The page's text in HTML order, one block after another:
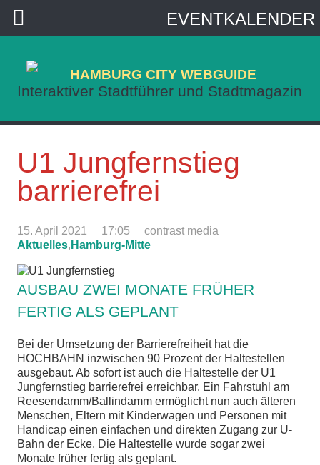
HAMBURG CITY WEBGUIDE
Interaktiver Stadtführer und Stadtmagazin
U1 Jungfernstieg
barrierefrei
15. April 2021 17:05
contrast media
Aktuelles, Hamburg-Mitte
AUSBAU ZWEI MONATE FRÜHER
FERTIG ALS GEPLANT
Bei der Umsetzung der Barrierefreiheit hat die
HOCHBAHN inzwischen 90 Prozent der Haltestellen
ausgebaut. Ab sofort ist auch die Haltestelle der U1
Jungfernstieg barrierefrei erreichbar. Ein Fahrstuhl am
Reesendamm/Ballindamm ermöglicht nun auch älteren
Menschen, Eltern mit Kinderwagen und Personen mit
Handicap einen einfachen und direkten Zugang zur U-
Bahn der Ecke. Die Haltestelle wurde sogar zwei
Monate früher fertig als geplant.
EVENTKALENDER